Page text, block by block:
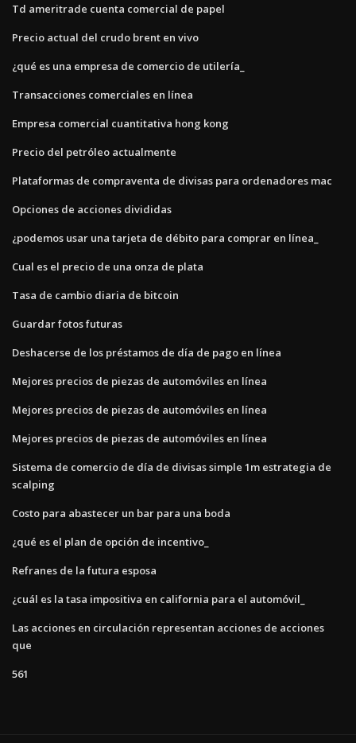
Td ameritrade cuenta comercial de papel
Precio actual del crudo brent en vivo
¿qué es una empresa de comercio de utilería_
Transacciones comerciales en línea
Empresa comercial cuantitativa hong kong
Precio del petróleo actualmente
Plataformas de compraventa de divisas para ordenadores mac
Opciones de acciones divididas
¿podemos usar una tarjeta de débito para comprar en línea_
Cual es el precio de una onza de plata
Tasa de cambio diaria de bitcoin
Guardar fotos futuras
Deshacerse de los préstamos de día de pago en línea
Mejores precios de piezas de automóviles en línea
Mejores precios de piezas de automóviles en línea
Mejores precios de piezas de automóviles en línea
Sistema de comercio de día de divisas simple 1m estrategia de
scalping
Costo para abastecer un bar para una boda
¿qué es el plan de opción de incentivo_
Refranes de la futura esposa
¿cuál es la tasa impositiva en california para el automóvil_
Las acciones en circulación representan acciones de acciones
que
561